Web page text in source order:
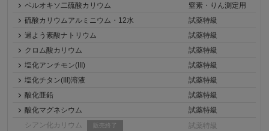
ペルオキソ二硫酸カリウム
窒素・りん測定用
硫酸カリウムアルミニウム・12水
試薬特級
過よう素酸ナトリウム
試薬特級
クロム酸カリウム
試薬特級
塩化アンチモン(III)
試薬特級
塩化チタン(III)溶液
試薬特級
酸化亜鉛
試薬特級
酸化マグネシウム
試薬特級
シアン化カリウム
販売終了
試薬特級